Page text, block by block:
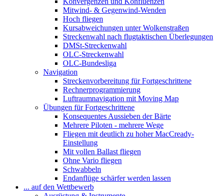
Mitwind- & Gegenwind-Wenden
Hoch fliegen
Kursabweichungen unter Wolkenstraßen
Streckenwahl nach flugtaktischen Überlegungen
DMSt-Streckenwahl
OLC-Streckenwahl
OLC-Bundesliga
Navigation
Streckenvorbereitung für Fortgeschrittene
Rechnerprogrammierung
Luftraumnavigation mit Moving Map
Übungen für Fortgeschrittene
Konsequentes Aussieben der Bärte
Mehrere Piloten - mehrere Wege
Fliegen mit deutlich zu hoher MacCready-
Einstellung
Mit vollen Ballast fliegen
Ohne Vario fliegen
Schwabbeln
Endanflüge schärfer werden lassen
... auf den Wettbewerb